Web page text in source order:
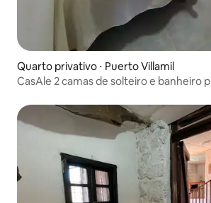
Quarto privativo ⋅ Puerto Villamil
CasAle 2 camas de solteiro e banheiro